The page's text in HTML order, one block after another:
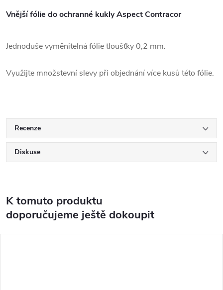
Vnější fólie do ochranné kukly Aspect Contracor
Jednoduše vyměnitelná fólie tloušťky 0,2 mm.
Využijte množstevní slevy při objednání více kusů této fólie.
Recenze
Diskuse
K tomuto produktu
doporučujeme ještě dokoupit